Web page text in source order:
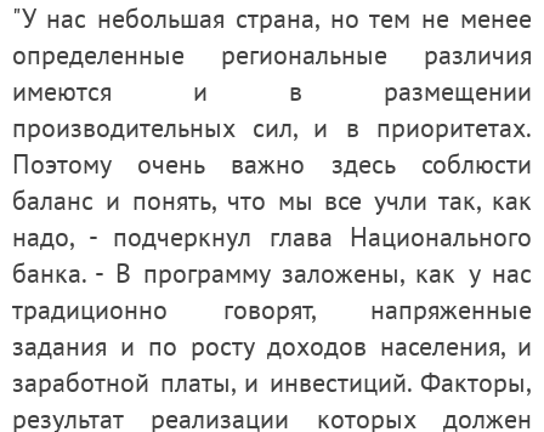
"У нас небольшая страна, но тем не менее
определенные региональные различия
имеются и в размещении
производительных сил, и в приоритетах.
Поэтому очень важно здесь соблюсти
баланс и понять, что мы все учли так, как
надо, - подчеркнул глава Национального
банка. - В программу заложены, как у нас
традиционно говорят, напряженные
задания и по росту доходов населения, и
заработной платы, и инвестиций. Факторы,
результат реализации которых должен